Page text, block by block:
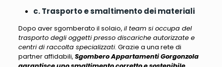
c. Trasporto e smaltimento dei materiali
Dopo aver sgomberato il solaio, il team si occupa del
trasporto degli oggetti presso discariche autorizzate e
centri di raccolta specializzati. Grazie a una rete di
partner affidabili, Sgombero Appartamenti Gorgonzola